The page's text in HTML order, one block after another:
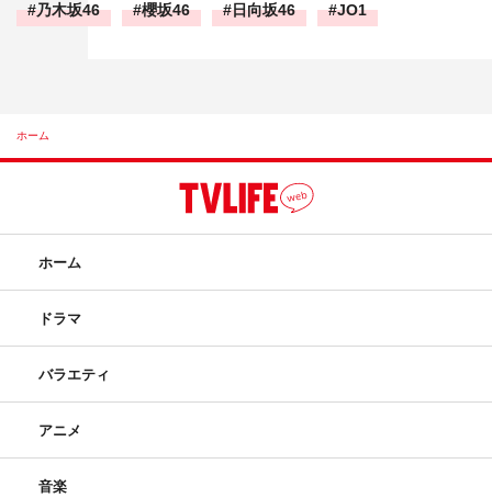
乃木坂46 櫻坂46 日向坂46 JO1
ホーム
ホーム
ドラマ
バラエティ
アニメ
音楽